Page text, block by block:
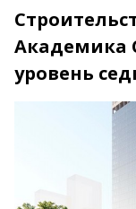
Академика
уровень